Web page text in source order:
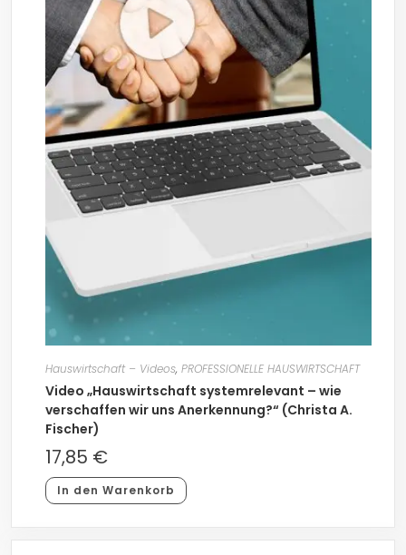
Hauswirtschaft – Videos, PROFESSIONELLE HAUSWIRTSCHAFT
Video „Hauswirtschaft systemrelevant – wie
verschaffen wir uns Anerkennung?“ (Christa A.
Fischer)
17,85 €
In den Warenkorb